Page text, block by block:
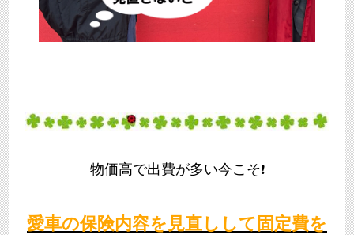
物価高で出費が多い今こそ❗
愛車の保険内容を見直しして固定費を